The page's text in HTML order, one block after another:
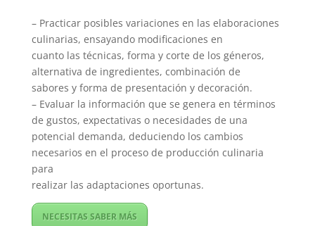
– Practicar posibles variaciones en las elaboraciones
culinarias, ensayando modificaciones en
cuanto las técnicas, forma y corte de los géneros,
alternativa de ingredientes, combinación de
sabores y forma de presentación y decoración.
– Evaluar la información que se genera en términos
de gustos, expectativas o necesidades de una
potencial demanda, deduciendo los cambios
necesarios en el proceso de producción culinaria
para
realizar las adaptaciones oportunas.
NECESITAS SABER MÁS